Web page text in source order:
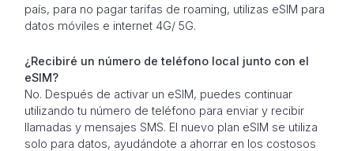
país, para no pagar tarifas de roaming, utilizas eSIM para
datos móviles e internet 4G/ 5G.
¿Recibiré un número de teléfono local junto con el
eSIM?
No. Después de activar un eSIM, puedes continuar
utilizando tu número de teléfono para enviar y recibir
llamadas y mensajes SMS. El nuevo plan eSIM se utiliza
solo para datos, ayudándote a ahorrar en los costosos